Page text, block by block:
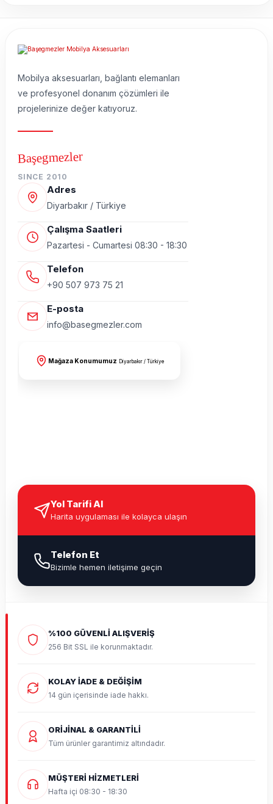
Mobilya aksesuarları, bağlantı elemanları
ve profesyonel donanım çözümleri ile
projelerinize değer katıyoruz.
Başegmezler
SINCE 2010
Adres
Diyarbakır / Türkiye
Çalışma Saatleri
Pazartesi - Cumartesi 08:30 - 18:30
Telefon
+90 507 973 75 21
E-posta
info@basegmezler.com
Mağaza Konumumuz Diyarbakır / Türkiye
Yol Tarifi Al
Harita uygulaması ile kolayca ulaşın
Telefon Et
Bizimle hemen iletişime geçin
%100 GÜVENLİ ALIŞVERİŞ
256 Bit SSL ile korunmaktadır.
KOLAY İADE & DEĞİŞİM
14 gün içerisinde iade hakkı.
ORİJİNAL & GARANTİLİ
Tüm ürünler garantimiz altındadır.
MÜŞTERİ HİZMETLERİ
Hafta içi 08:30 - 18:30